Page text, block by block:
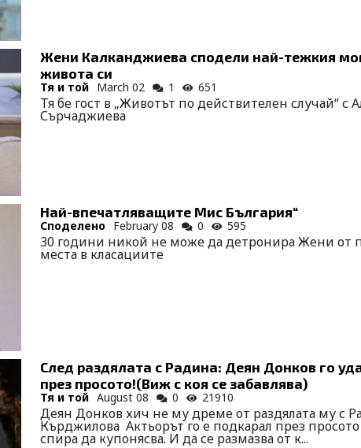
Жени Калканджиева сподели най-тежкия
живота си
Тя и той March 02 1 651
Тя бе гост в „Животът по действителен случай“ с
Сърчаджиева
Най-впечатляващите Мис България“
Споделено February 08 0 595
30 години никой не може да детронира Жени от
места в класациите
След раздялата с Радина: Деян Донков го
през просото!(Виж с коя се забавлява)
Тя и той August 08 0 21910
Деян Донков хич не му дреме от раздялата му с
Кърджилова Актьорът го е подкарал през
спира да купонясва. И да се размазва от к...